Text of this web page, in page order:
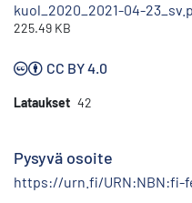
kuol_2020_2021-04-
225.49 KB
CC BY 4.0
Lataukset 42
Pysyvä osoite
https://urn.fi/URN:NBN:fi-